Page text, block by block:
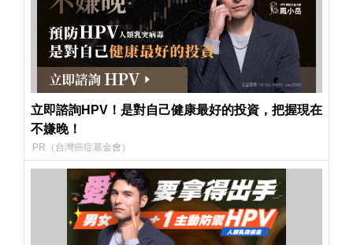
立即諮詢HPV！是對自己健康最好的投資，把握現在
不嫌晚！
PR（台灣癌症基金會）